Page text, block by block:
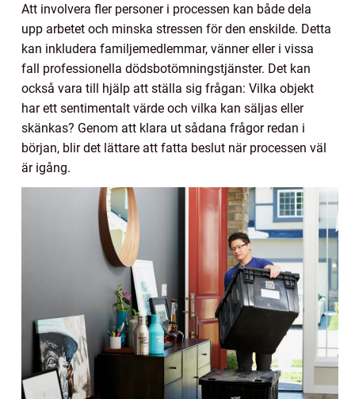
Att involvera fler personer i processen kan både dela
upp arbetet och minska stressen för den enskilde. Detta
kan inkludera familjemedlemmar, vänner eller i vissa
fall professionella dödsbotömningstjänster. Det kan
också vara till hjälp att ställa sig frågan: Vilka objekt
har ett sentimentalt värde och vilka kan säljas eller
skänkas? Genom att klara ut sådana frågor redan i
början, blir det lättare att fatta beslut när processen väl
är igång.